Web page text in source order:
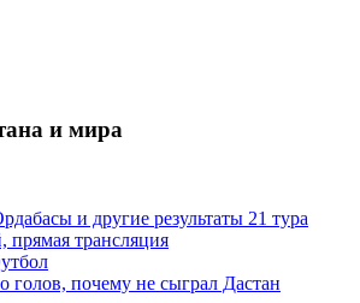
и мира
и другие результаты 21 тура
трансляция
голов, почему не сыграл Дастан